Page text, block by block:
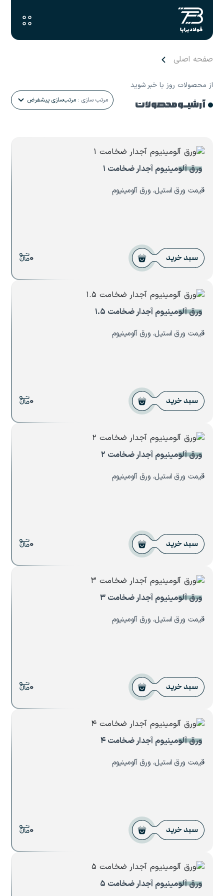
صفحه اصلی
از محصولات روز با خبر شوید
آرشیـو محصولات مرتب سازی : مرتب‌سازی پیشفرض
ورق آلومینیوم آجدار ضخامت ۱
قیمت ورق استیل، ورق آلومینیوم
سبد خرید 0
ورق آلومینیوم آجدار ضخامت ۱.۵
قیمت ورق استیل، ورق آلومینیوم
سبد خرید 0
ورق آلومینیوم آجدار ضخامت ۲
قیمت ورق استیل، ورق آلومینیوم
سبد خرید 0
ورق آلومینیوم آجدار ضخامت ۳
قیمت ورق استیل، ورق آلومینیوم
سبد خرید 0
ورق آلومینیوم آجدار ضخامت ۴
قیمت ورق استیل، ورق آلومینیوم
سبد خرید 0
ورق آلومینیوم آجدار ضخامت ۵